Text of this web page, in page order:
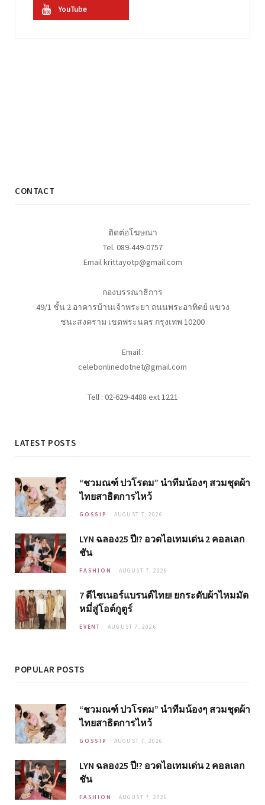
YouTube
CONTACT
ติดต่อโฆษณา
Tel. 089-449-0757
Email krittayotp@gmail.com
กองบรรณาธิการ
49/1 ชั้น 2 อาคารบ้านเจ้าพระยา ถนนพระอาทิตย์ แขวง
ชนะสงคราม เขตพระนคร กรุงเทพ 10200
Email :
celebonlinedotnet@gmail.com
Tell : 02-629-4488 ext 1221
LATEST POSTS
“ชวมณฑ์ ปวโรดม” นำทีมน้องๆ สวมชุดผ้า
ไทยสาธิตการไหว้
GOSSIP AUGUST 7, 2026
LYN ฉลอง25 ปี!? อวดไอเทมเด่น 2 คอลเลก
ชัน
FASHION AUGUST 7, 2026
7 ดีไซเนอร์แบรนด์ไทย! ยกระดับผ้าไหมมัด
หมี่สู่โอต์กูตูร์
EVENT AUGUST 7, 2026
POPULAR POSTS
“ชวมณฑ์ ปวโรดม” นำทีมน้องๆ สวมชุดผ้า
ไทยสาธิตการไหว้
GOSSIP AUGUST 7, 2026
LYN ฉลอง25 ปี!? อวดไอเทมเด่น 2 คอลเลก
ชัน
FASHION AUGUST 7, 2026